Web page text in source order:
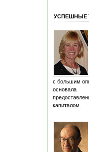
УСПЕШНЫЕ
с большим
основала
капиталом.